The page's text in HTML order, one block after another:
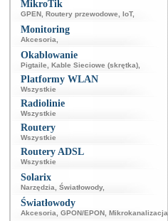
MikroTik
GPEN Routery przewodowe IoT,
Monitoring
Akcesoria
Okablowanie
Pigtaile Kable Sieciowe (skrętka)
Platformy WLAN
Wszystkie
Radiolinie
Wszystkie
Routery
Wszystkie
Routery ADSL
Wszystkie
Solarix
Narzędzia Światłowody,
Światłowody
Akcesoria GPON/EPON Mikrokanalizacja